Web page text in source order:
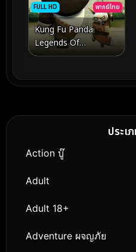
FULL HD พากย์ไทย
Kung Fu Panda
Legends Of
Awesomeness Vol.12
ปรมาจารย์สุโค่ย! ชุด12
ประเ
Action บู๊
Adult
Adult 18+
Adventure ผจญภัย